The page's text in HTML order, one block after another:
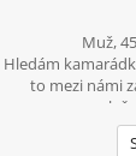
Muž,
Hledám
to mezi námi